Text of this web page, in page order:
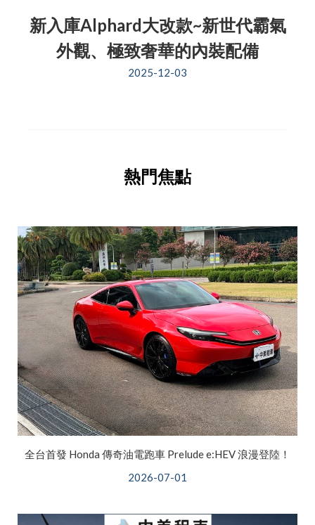
新入庫Alphard大改款~新世代霸氣
外觀、極致奢華的內裝配備
2025-12-03
熱門焦點
全台首發 Honda 傳奇油電跑車 Prelude e:HEV 浪漫登陸！
2026-07-01